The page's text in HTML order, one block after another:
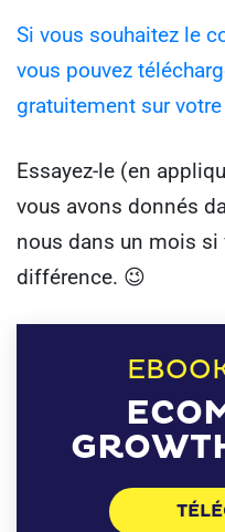
Si vous souhaitez le
vous pouvez
gratuitement sur
Essayez-le (en
vous avons donnés
nous dans un mois si
différence. 😉